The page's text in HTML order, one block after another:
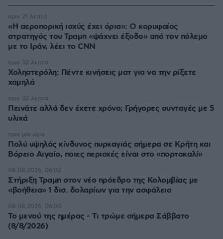
«Η αεροπορική ισχύς έχει όρια»: Ο κορυφαίος
στρατηγός του Τραμπ «ψάχνει έξοδο» από τον πόλεμο
με το Ιράν, λέει το CNN
πριν 21 λεπτά
Χοληστερόλη: Πέντε κινήσεις ματ για να την ρίξετε
χαμηλά
πριν 32 λεπτά
Πεινάτε αλλά δεν έχετε χρόνο; Γρήγορες συνταγές με 5
υλικά
πριν 32 λεπτά
Πολύ υψηλός κίνδυνος πυρκαγιάς σήμερα σε Κρήτη και
Βόρειο Αιγαίο, ποιες περιοχές είναι στο «πορτοκαλί»
πριν μία ώρα
Στήριξη Τραμπ στον νέο πρόεδρο της Κολομβίας με
«βοήθεια» 1 δισ. δολαρίων για την ασφάλεια
08.08.2026, 06:02
Το μενού της ημέρας - Τι τρώμε σήμερα Σάββατο
(8/8/2026)
08.08.2026, 06:00